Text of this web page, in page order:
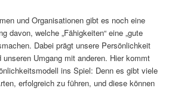
und Organisationen gibt es noch eine
davon, welche „Fähigkeiten“ eine „gute
Dabei prägt unsere Persönlichkeit
unseren Umgang mit anderen. Hier kommt
ins Spiel: Denn es gibt viele
erfolgreich zu führen, und diese können